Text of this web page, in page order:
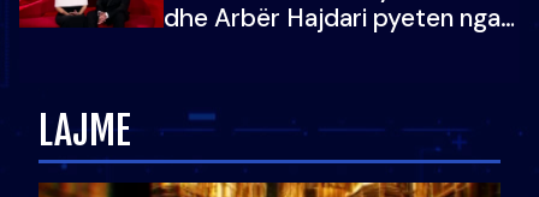
dhe Arbër Hajdari pyeten nga
LAJME